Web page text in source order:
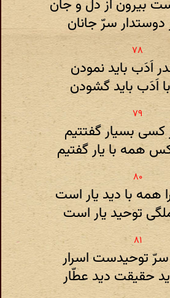
بیرون از دل و جان
سرّ جانان
اَدَب باید نمودن
اَدَب باید گشودن
کسی بسیار گفتتیم
همه با یار گفتیم
همه با دید یار است
توحید یار است
توحیدست اسرار
حقیقت دید عطّار